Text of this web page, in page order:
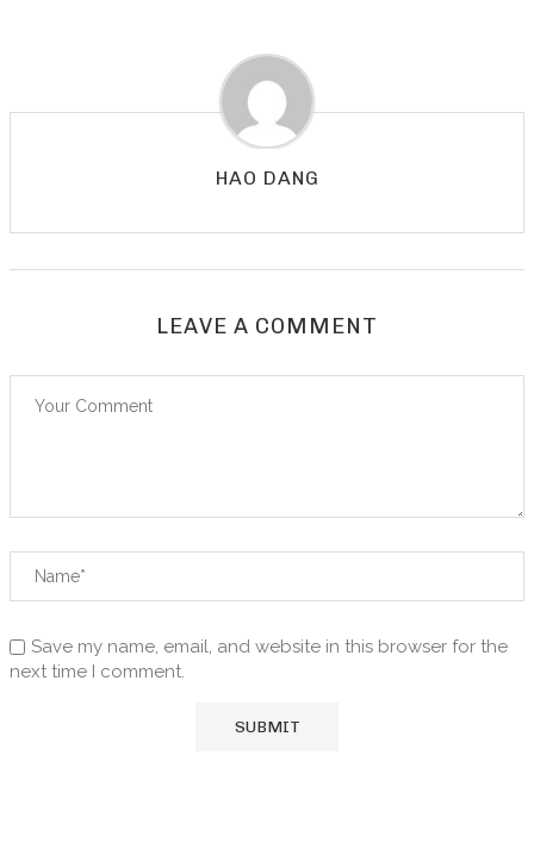
HAO DANG
LEAVE A COMMENT
Save my name, email, and website in this browser for the
next time I comment.